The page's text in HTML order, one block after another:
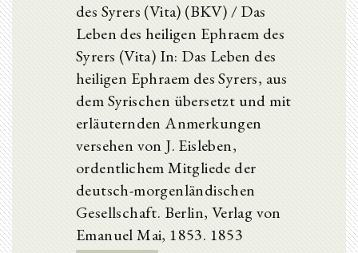
des Syrers (Vita) (BKV) / Das
Leben des heiligen Ephraem des
Syrers (Vita) In: Das Leben des
heiligen Ephraem des Syrers, aus
dem Syrischen übersetzt und mit
erläuternden Anmerkungen
versehen von J. Eisleben,
ordentlichem Mitgliede der
deutsch-morgenländischen
Gesellschaft. Berlin, Verlag von
Emanuel Mai, 1853. 1853